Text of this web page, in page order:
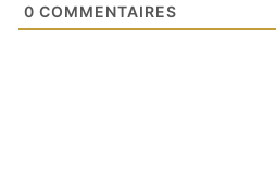
0 COMMENTAIRES